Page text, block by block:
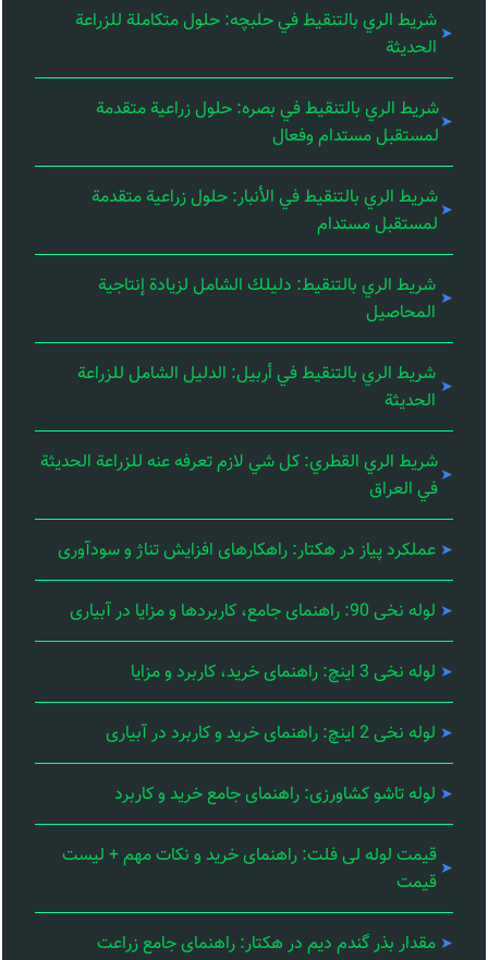
شريط الري بالتنقيط في حلبچه: حلول متكاملة للزراعة
الحديثة
شريط الري بالتنقيط في بصره: حلول زراعية متقدمة
لمستقبل مستدام وفعال
شريط الري بالتنقيط في الأنبار: حلول زراعية متقدمة
لمستقبل مستدام
شريط الري بالتنقيط: دليلك الشامل لزيادة إنتاجية
المحاصيل
شريط الري بالتنقيط في أربيل: الدليل الشامل للزراعة
الحديثة
شريط الري القطري: كل شي لازم تعرفه عنه للزراعة الحديثة
في العراق
عملکرد پیاز در هکتار: راهکارهای افزایش تناژ و سودآوری
لوله نخی 90: راهنمای جامع، کاربردها و مزایا در آبیاری
لوله نخی 3 اینچ: راهنمای خرید، کاربرد و مزایا
لوله نخی 2 اینچ: راهنمای خرید و کاربرد در آبیاری
لوله تاشو کشاورزی: راهنمای جامع خرید و کاربرد
قیمت لوله لی فلت: راهنمای خرید و نکات مهم + لیست
قیمت
مقدار بذر گندم دیم در هکتار: راهنمای جامع زراعت